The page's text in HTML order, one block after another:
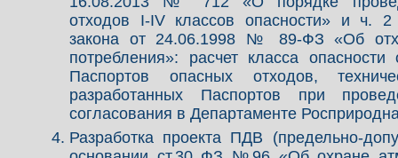
отходов I-IV классов опасности» и ч.
закона от 24.06.1998 № 89-ФЗ «Об
потребления»: расчет класса
Паспортов опасных отходов,
разработанных Паспортов при
согласования в Департаменте
Разработка проекта ПДВ (предельно-